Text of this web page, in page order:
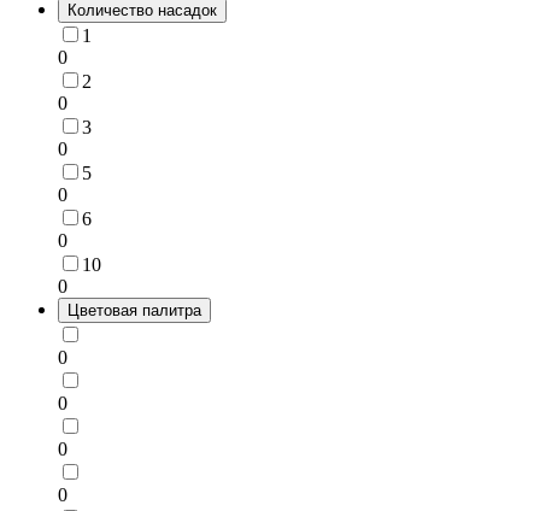
Количество насадок
1
0
2
0
3
0
5
0
6
0
10
0
Цветовая палитра
0
0
0
0